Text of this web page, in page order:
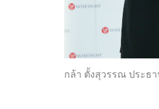
กล้า ตั้งสุวรรณ ประธ